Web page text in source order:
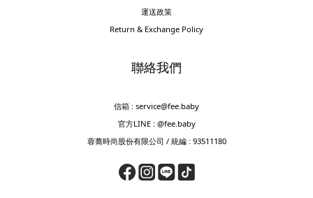
運送政策
Return & Exchange Policy
聯絡我們
信箱 : service@fee.baby
官方LINE : @fee.baby
蓉蕎時尚股份有限公司 / 統編 : 93511180